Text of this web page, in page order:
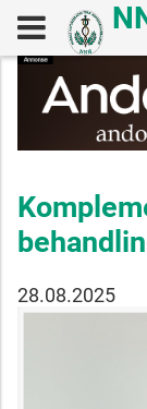
28.08.2025